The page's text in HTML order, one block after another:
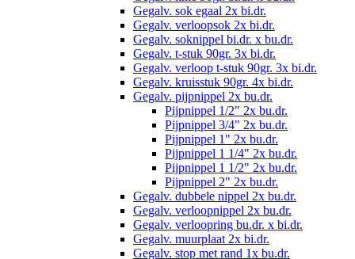
Gegalv. sok egaal 2x bi.dr.
Gegalv. verloopsok 2x bi.dr.
Gegalv. soknippel bi.dr. x bu.dr.
Gegalv. t-stuk 90gr. 3x bi.dr.
Gegalv. verloop t-stuk 90gr. 3x bi.dr.
Gegalv. kruisstuk 90gr. 4x bi.dr.
Gegalv. pijpnippel 2x bu.dr.
Pijpnippel 1/2" 2x bu.dr.
Pijpnippel 3/4" 2x bu.dr.
Pijpnippel 1" 2x bu.dr.
Pijpnippel 1 1/4" 2x bu.dr.
Pijpnippel 1 1/2" 2x bu.dr.
Pijpnippel 2" 2x bu.dr.
Gegalv. dubbele nippel 2x bu.dr.
Gegalv. verloopnippel 2x bu.dr.
Gegalv. verloopring bu.dr. x bi.dr.
Gegalv. muurplaat 2x bi.dr.
Gegalv. stop met rand 1x bu.dr.